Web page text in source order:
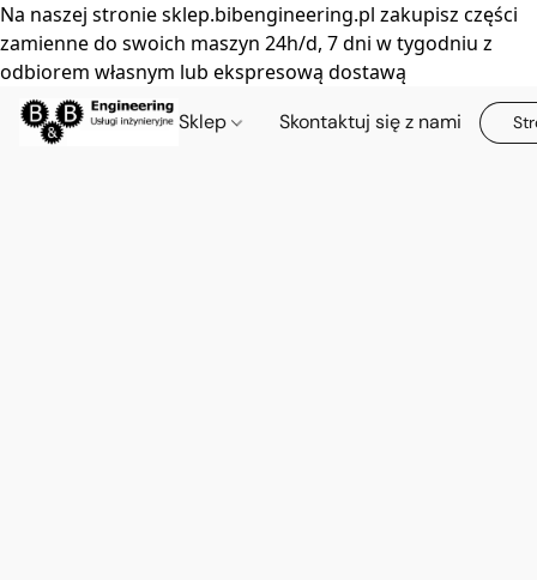
Na naszej stronie sklep.bibengineering.pl zakupisz części
zamienne do swoich maszyn 24h/d, 7 dni w tygodniu z
odbiorem własnym lub ekspresową dostawą
Sklep Skontaktuj się z nami